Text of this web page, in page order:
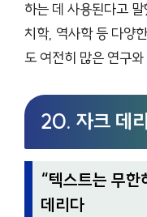
하는 데 사용된다고
치학, 역사학 등 다양
도 여전히 많은 연구
20. 자크 데
“텍스트는 무한
데리다